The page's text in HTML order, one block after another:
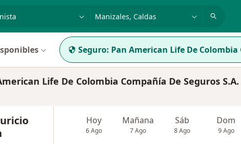
Seguro: Pan American Life De Colombia
Life De Colombia Compañía De Seguros
Hoy
6 Ago
Mañana
7 Ago
Sáb
8 Ago
Dom
9 Ago